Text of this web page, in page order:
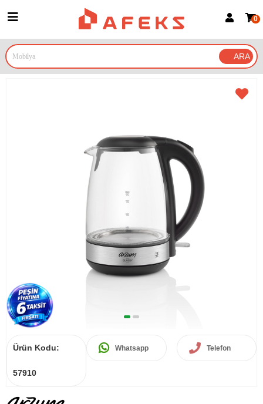
Google İle Bağlan
0
Ürün Kodu:
57910
Whatsapp Telefon